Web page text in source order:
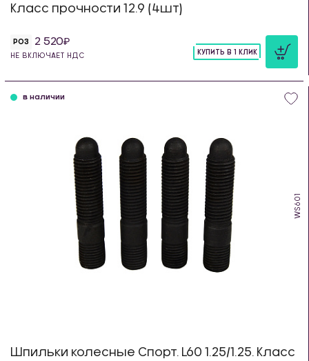
Класс прочности 12.9 (4шт)
РОЗ 2 520
НЕ ВКЛЮЧАЕТ НДС
КУПИТЬ В 1 КЛИК
WS601
в наличии
Шпильки колесные Спорт. L60 1.25/1.25. Класс